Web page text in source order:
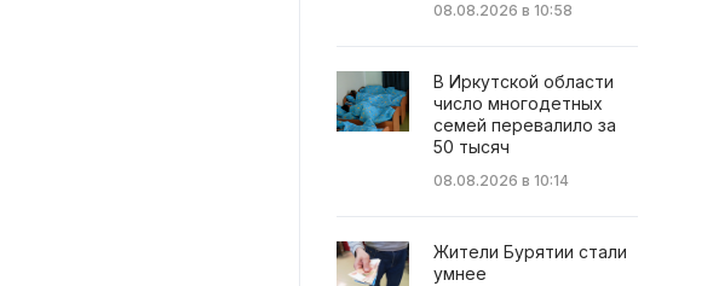
08.08.2026 в 10:58
В Иркутской области
число многодетных
семей перевалило за
50 тысяч
08.08.2026 в 10:14
Жители Бурятии стали
умнее